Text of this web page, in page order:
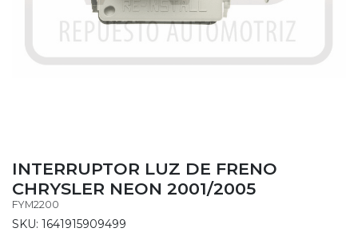
INTERRUPTOR LUZ DE FRENO
CHRYSLER NEON 2001/2005
FYM2200
SKU: 1641915909499